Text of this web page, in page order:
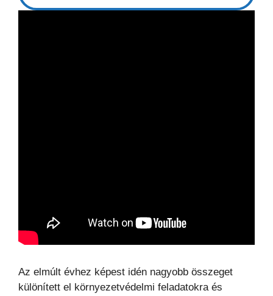
Az elmúlt évhez képest idén nagyobb összeget
különített el környezetvédelmi feladatokra és